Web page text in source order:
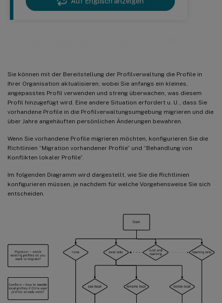
Sie können mit der Bereitstellung der Profilverwaltung die Profile in
Ihrer Organisation aktualisieren, wobei Sie anfangs ein kleines,
angepasstes Profil verwenden und streng überwachen, was diesem
Profil hinzugefügt wird. Eine andere Situation erfordert u. U., dass Sie
vorhandene Profile in die Profilverwaltungsumgebung migrieren und die
über Jahre angehäuften persönlichen Änderungen bewahren.
Wenn Sie vorhandene Profile migrieren möchten, konfigurieren Sie die
Richtlinien “Migration vorhandener Profile” und “Behandlung von
Konflikten lokaler Profile”.
Im folgenden Diagramm wird dargestellt, wie Sie die Richtlinien
konfigurieren müssen, je nachdem für welche Vorgehensweise Sie sich
entscheiden.